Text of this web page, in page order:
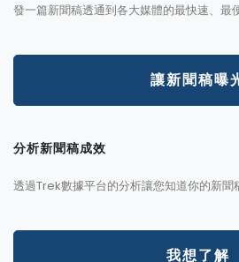
發一篇新聞稿透通到各大媒體的最快速、最
讓新聞稿曝
分析新聞稿成效
透過Trek數據平台的分析讓您知道你的新聞
我想了解